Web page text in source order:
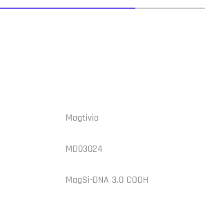
Magtivio
MD03024
MagSi-DNA 3.0 COOH